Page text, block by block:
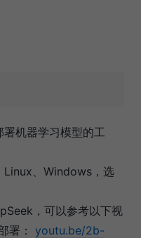
机器学习模型的工
Linux、Windows，选
，可以参考以下视
署： youtu.be/2b-